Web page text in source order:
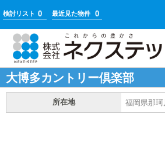
検討リスト 0 最近見た物件 0
大博多カントリー倶楽部
所在地 福岡県那